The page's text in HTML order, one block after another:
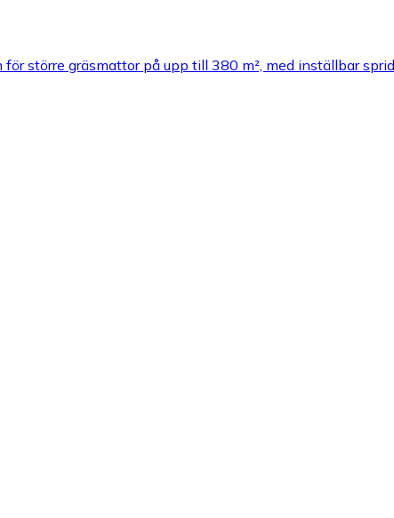
större gräsmattor på upp till 380 m², med inställbar